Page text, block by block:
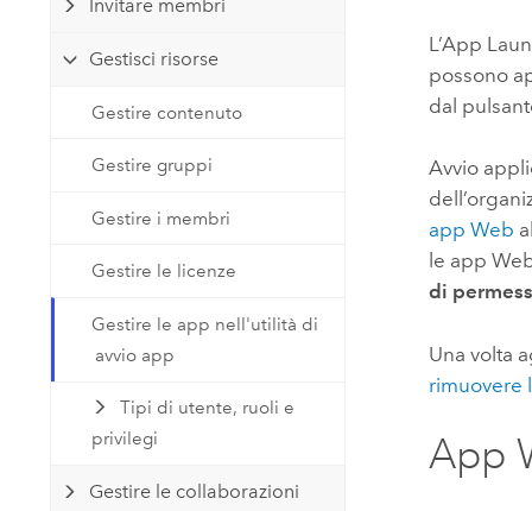
Tecnologia developer
mappatura e analisi spaziale
Tutti i prodotti
Invitare membri
Gestisci risorse
Gestire contenuto
Gestire gruppi
Gestire i membri
Gestire le licenze
Gestire le app nell'utilità di
avvio app
Tipi di utente, ruoli e
privilegi
Gestire le collaborazioni
L’App
possono
dal
Avvio
app Web
le app
di
Una volta
rimuovere
App